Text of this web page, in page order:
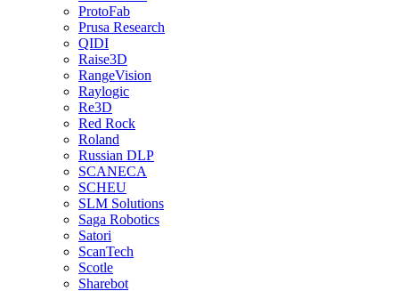
ProtoFab
Prusa Research
QIDI
Raise3D
RangeVision
Raylogic
Re3D
Red Rock
Roland
Russian DLP
SCANECA
SCHEU
SLM Solutions
Saga Robotics
Satori
ScanTech
Scotle
Sharebot